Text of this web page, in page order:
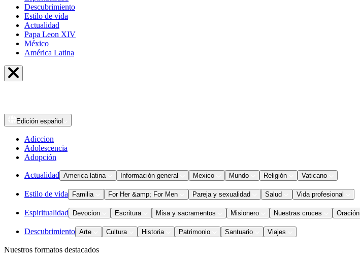
Descubrimiento
Estilo de vida
Actualidad
Papa Leon XIV
México
América Latina
Edición español
Adiccion
Adolescencia
Adopción
Actualidad America latina Información general Mexico Mundo Religión Vaticano
Estilo de vida Familia For Her &amp; For Men Pareja y sexualidad Salud Vida profesional
Espiritualidad Devocion Escritura Misa y sacramentos Misionero Nuestras cruces Oración
Descubrimiento Arte Cultura Historia Patrimonio Santuario Viajes
Nuestros formatos destacados